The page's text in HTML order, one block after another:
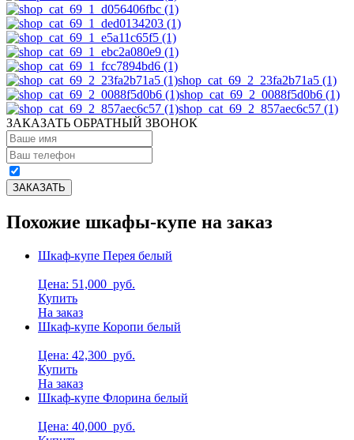
shop_cat_69_2_23fa2b71a5 (1)
shop_cat_69_2_0088f5d0b6 (1)
shop_cat_69_2_857aec6c57 (1)
ЗАКАЗАТЬ ОБРАТНЫЙ ЗВОНОК
Похожие шкафы-купе на заказ
Шкаф-купе Перея белый
Цена: 51,000 руб.
Купить
На заказ
Шкаф-купе Коропи белый
Цена: 42,300 руб.
Купить
На заказ
Шкаф-купе Флорина белый
Цена: 40,000 руб.